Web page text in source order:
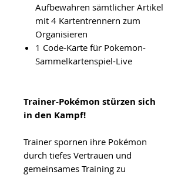
Aufbewahren sämtlicher Artikel
mit 4 Kartentrennern zum
Organisieren
1 Code-Karte für Pokemon-
Sammelkartenspiel-Live
Trainer-Pokémon stürzen sich
in den Kampf!
Trainer spornen ihre Pokémon
durch tiefes Vertrauen und
gemeinsames Training zu